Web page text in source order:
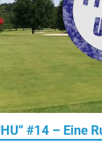
#14 – Eine